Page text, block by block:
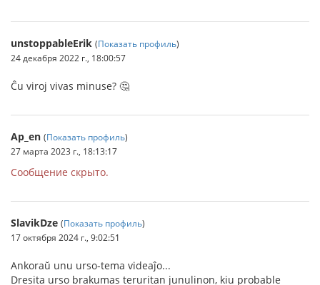
unstoppableErik (Показать профиль)
24 декабря 2022 г., 18:00:57
Ĉu viroj vivas minuse? 🤔
Ap_en (Показать профиль)
27 марта 2023 г., 18:13:17
Сообщение скрыто.
SlavikDze (Показать профиль)
17 октября 2024 г., 9:02:51
Ankoraŭ unu urso-tema videaĵo...
Dresita urso brakumas teruritan junulinon, kiu probable